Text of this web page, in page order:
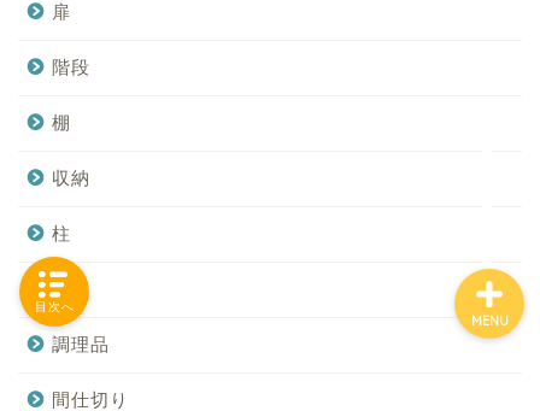
扉
階段
棚
収納
柱
照明
調理品
間仕切り
MENU
目次へ